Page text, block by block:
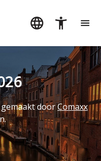
gemaakt doorComaxx